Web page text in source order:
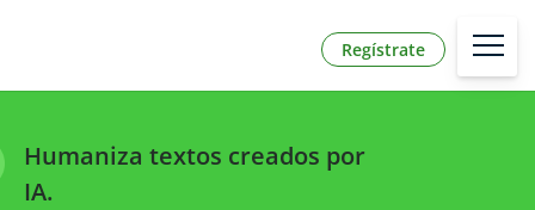
Regístrate
Humaniza textos creados por
IA.